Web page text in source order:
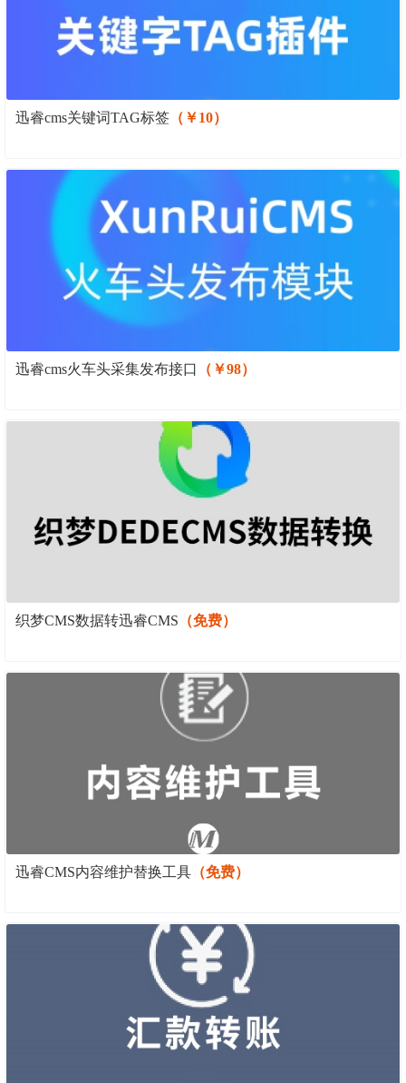
迅睿cms关键词TAG标签 （￥10）
迅睿cms火车头采集发布接口 （￥98）
织梦CMS数据转迅睿CMS （免费）
迅睿CMS内容维护替换工具 （免费）